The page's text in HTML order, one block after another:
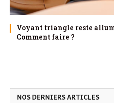
Voyant triangle reste
Comment faire ?
NOS DERNIERS ARTICLES